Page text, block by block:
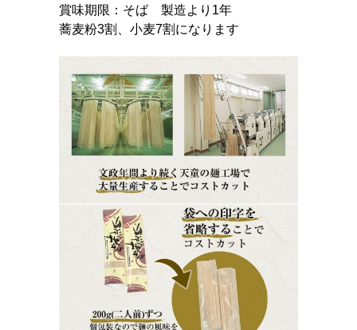
賞味期限：そば 製造より1年
蕎麦粉3割、小麦7割になります